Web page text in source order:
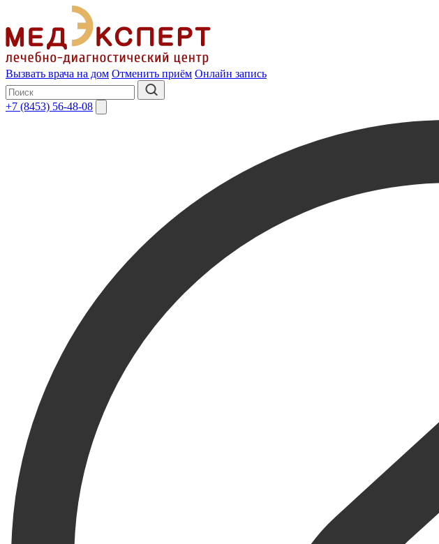
Вызвать врача на дом Отменить приём Онлайн запись
+7 (8453) 56-48-08